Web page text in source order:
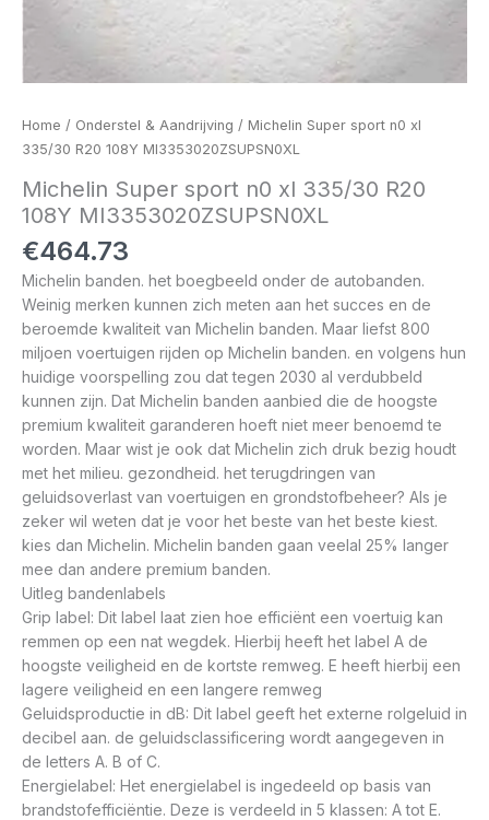
Home / Onderstel & Aandrijving / Michelin Super sport n0 xl
335/30 R20 108Y MI3353020ZSUPSN0XL
Michelin Super sport n0 xl 335/30 R20
108Y MI3353020ZSUPSN0XL
€464.73
Michelin banden. het boegbeeld onder de autobanden.
Weinig merken kunnen zich meten aan het succes en de
beroemde kwaliteit van Michelin banden. Maar liefst 800
miljoen voertuigen rijden op Michelin banden. en volgens hun
huidige voorspelling zou dat tegen 2030 al verdubbeld
kunnen zijn. Dat Michelin banden aanbied die de hoogste
premium kwaliteit garanderen hoeft niet meer benoemd te
worden. Maar wist je ook dat Michelin zich druk bezig houdt
met het milieu. gezondheid. het terugdringen van
geluidsoverlast van voertuigen en grondstofbeheer? Als je
zeker wil weten dat je voor het beste van het beste kiest.
kies dan Michelin. Michelin banden gaan veelal 25% langer
mee dan andere premium banden.
Uitleg bandenlabels
Grip label: Dit label laat zien hoe efficiënt een voertuig kan
remmen op een nat wegdek. Hierbij heeft het label A de
hoogste veiligheid en de kortste remweg. E heeft hierbij een
lagere veiligheid en een langere remweg
Geluidsproductie in dB: Dit label geeft het externe rolgeluid in
decibel aan. de geluidsclassificering wordt aangegeven in
de letters A. B of C.
Energielabel: Het energielabel is ingedeeld op basis van
brandstofefficiëntie. Deze is verdeeld in 5 klassen: A tot E.